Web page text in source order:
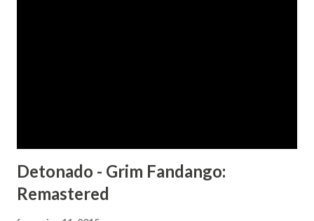
Detonado - Grim Fandango:
Remastered